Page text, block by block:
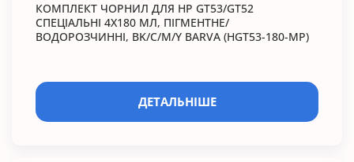
КОМПЛЕКТ ЧОРНИЛ ДЛЯ HP GT53/GT52
СПЕЦІАЛЬНІ 4X180 МЛ, ПІГМЕНТНЕ/
ВОДОРОЗЧИННІ, BK/C/M/Y BARVA (HGT53-180-MP)
ДЕТАЛЬНІШЕ